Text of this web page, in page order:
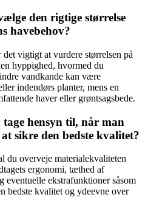
den rigtige størrelse
havebehov?
vigtigt at vurdere størrelsen på
hyppighed, hvormed du
vandkande kan være
indendørs planter, mens en
haver eller grøntsagsbede.
hensyn til, når man
sikre den bedste kvalitet?
du overveje materialekvaliteten
ergonomi, tæthed af
eventuelle ekstrafunktioner såsom
bedste kvalitet og ydeevne over